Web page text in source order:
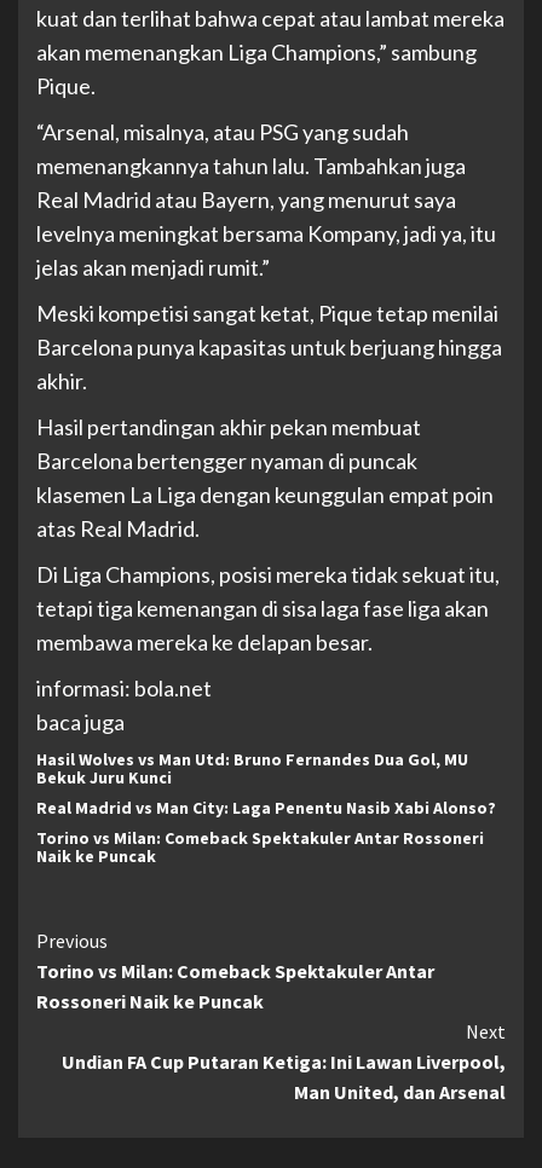
kuat dan terlihat bahwa cepat atau lambat mereka
akan memenangkan Liga Champions,” sambung
Pique.
“Arsenal, misalnya, atau PSG yang sudah
memenangkannya tahun lalu. Tambahkan juga
Real Madrid atau Bayern, yang menurut saya
levelnya meningkat bersama Kompany, jadi ya, itu
jelas akan menjadi rumit.”
Meski kompetisi sangat ketat, Pique tetap menilai
Barcelona punya kapasitas untuk berjuang hingga
akhir.
Hasil pertandingan akhir pekan membuat
Barcelona bertengger nyaman di puncak
klasemen La Liga dengan keunggulan empat poin
atas Real Madrid.
Di Liga Champions, posisi mereka tidak sekuat itu,
tetapi tiga kemenangan di sisa laga fase liga akan
membawa mereka ke delapan besar.
informasi: bola.net
baca juga
Hasil Wolves vs Man Utd: Bruno Fernandes Dua Gol, MU
Bekuk Juru Kunci
Real Madrid vs Man City: Laga Penentu Nasib Xabi Alonso?
Torino vs Milan: Comeback Spektakuler Antar Rossoneri
Naik ke Puncak
Continue
Reading
Previous
Torino vs Milan: Comeback Spektakuler Antar
Rossoneri Naik ke Puncak
Next
Undian FA Cup Putaran Ketiga: Ini Lawan Liverpool,
Man United, dan Arsenal